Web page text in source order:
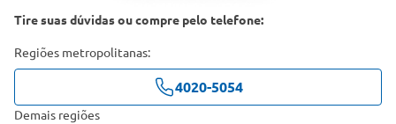
Tire suas dúvidas ou compre pelo telefone:
Regiões metropolitanas:
4020-5054
Demais regiões